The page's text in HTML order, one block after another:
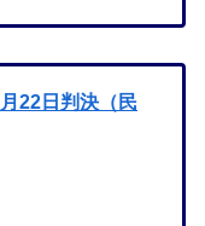
22日判決（民